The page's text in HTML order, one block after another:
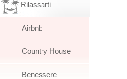
Rilassarti
Airbnb
Country House
Benessere